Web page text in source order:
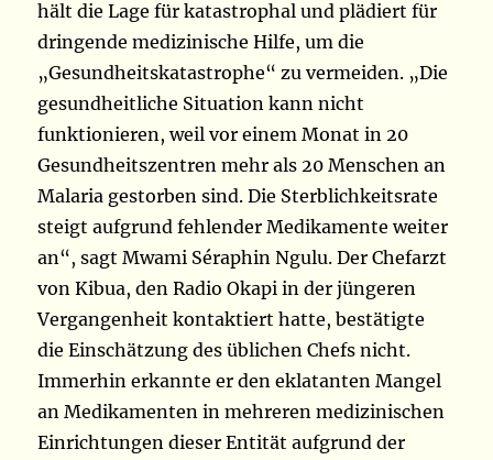
hält die Lage für katastrophal und plädiert für
dringende medizinische Hilfe, um die
„Gesundheitskatastrophe“ zu vermeiden. „Die
gesundheitliche Situation kann nicht
funktionieren, weil vor einem Monat in 20
Gesundheitszentren mehr als 20 Menschen an
Malaria gestorben sind. Die Sterblichkeitsrate
steigt aufgrund fehlender Medikamente weiter
an“, sagt Mwami Séraphin Ngulu. Der Chefarzt
von Kibua, den Radio Okapi in der jüngeren
Vergangenheit kontaktiert hatte, bestätigte
die Einschätzung des üblichen Chefs nicht.
Immerhin erkannte er den eklatanten Mangel
an Medikamenten in mehreren medizinischen
Einrichtungen dieser Entität aufgrund der